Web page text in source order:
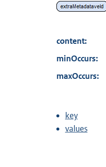
content:
minOccurs:
maxOccurs:
key
values